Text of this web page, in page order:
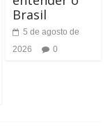
Brasil
5 de agosto de
2026
0